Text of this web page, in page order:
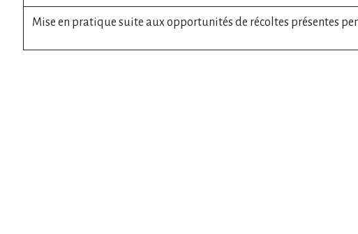
Mise en pratique suite aux opportunités de récoltes présentes